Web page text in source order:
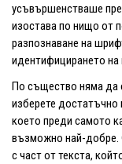
усъвършенстваше
изостава по нищо от
разпознаване на
идентифицирането
По същество няма да
изберете достатъчно
което преди самото
възможно най-добре.
с част от текста,